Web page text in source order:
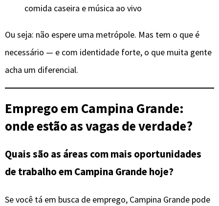
comida caseira e música ao vivo
Ou seja: não espere uma metrópole. Mas tem o que é
necessário — e com identidade forte, o que muita gente
acha um diferencial.
Emprego em Campina Grande:
onde estão as vagas de verdade?
Quais são as áreas com mais oportunidades
de trabalho em Campina Grande hoje?
Se você tá em busca de emprego, Campina Grande pode